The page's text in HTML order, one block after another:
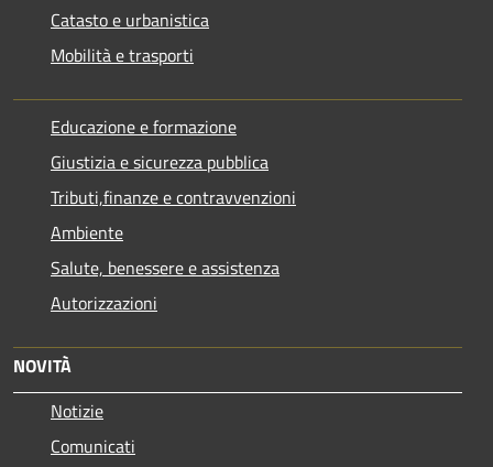
Catasto e urbanistica
Mobilità e trasporti
Educazione e formazione
Giustizia e sicurezza pubblica
Tributi,finanze e contravvenzioni
Ambiente
Salute, benessere e assistenza
Autorizzazioni
NOVITÀ
Notizie
Comunicati